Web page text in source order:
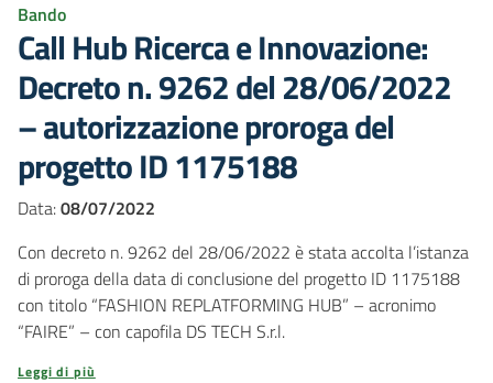
Bando
Call Hub Ricerca e Innovazione:
Decreto n. 9262 del 28/06/2022
– autorizzazione proroga del
progetto ID 1175188
Data:08/07/2022
Con decreto n. 9262 del 28/06/2022 è stata accolta l’istanza
di proroga della data di conclusione del progetto ID 1175188
con titolo “FASHION REPLATFORMING HUB” – acronimo
“FAIRE” – con capofila DS TECH S.r.l.
Leggi di più